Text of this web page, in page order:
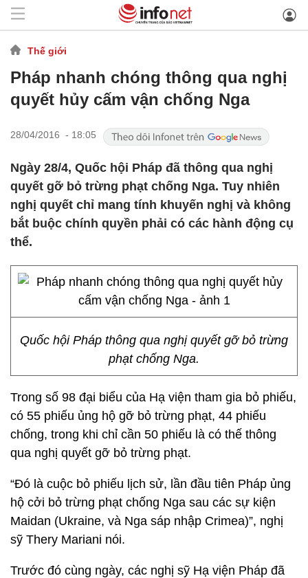
Thế giới
Pháp nhanh chóng thông qua nghị
quyết hủy cấm vận chống Nga
28/04/2016 - 18:05
Ngày 28/4, Quốc hội Pháp đã thông qua nghị
quyết gỡ bỏ trừng phạt chống Nga. Tuy nhiên
nghị quyết chỉ mang tính khuyến nghị và không
bắt buộc chính quyền phải có các hành động cụ
thể.
Quốc hội Pháp thông qua nghị quyết gỡ bỏ trừng
phạt chống Nga.
Trong số 98 đại biểu của Hạ viện tham gia bỏ phiếu,
có 55 phiếu ủng hộ gỡ bỏ trừng phạt, 44 phiếu
chống, trong khi chỉ cần 50 phiếu là có thế thông
qua nghị quyết gỡ bỏ trừng phạt.
“Đó là cuộc bỏ phiếu lịch sử, lần đầu tiên Pháp ủng
hộ cởi bỏ trừng phạt chống Nga sau các sự kiện
Maidan (Ukraine, và Nga sáp nhập Crimea)”, nghị
sỹ Thery Mariani nói.
Trước đó cùng ngày, các nghị sỹ Hạ viện Pháp đã